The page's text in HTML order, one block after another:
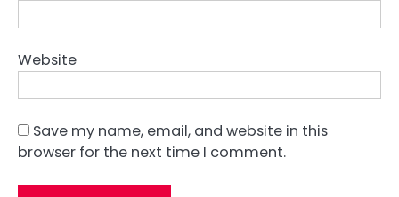
Website
Save my name, email, and website in this
browser for the next time I comment.